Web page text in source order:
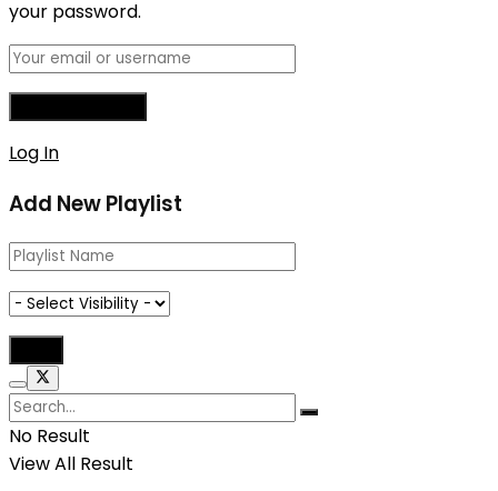
your password.
Log In
Add New Playlist
No Result
View All Result